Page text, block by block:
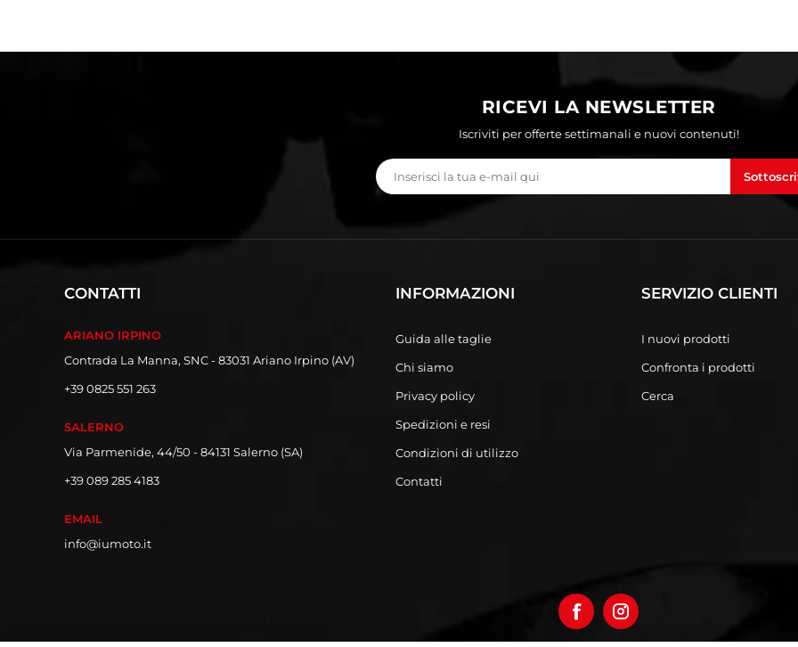
RICEVI LA NEWSLETTER
Iscriviti per offerte settimanali e nuovi contenuti!
CONTATTI
ARIANO IRPINO
Contrada La Manna, SNC - 83031 Ariano Irpino (AV)
+39 0825 551 263
SALERNO
Via Parmenide, 44/50 - 84131 Salerno (SA)
+39 089 285 4183
EMAIL
info@iumoto.it
INFORMAZIONI
Guida alle taglie
Chi siamo
Privacy policy
Spedizioni e resi
Condizioni di utilizzo
Contatti
SERVIZIO CLIENTI
I nuovi prodotti
Confronta i prodotti
Cerca